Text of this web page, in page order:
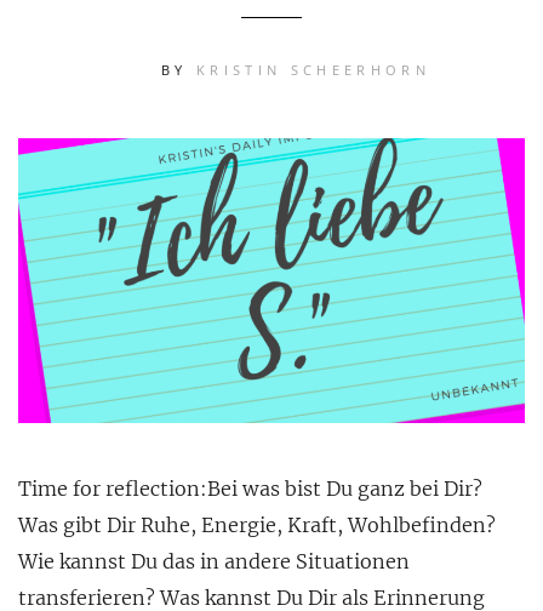
BY KRISTIN SCHEERHORN
Time for reflection:Bei was bist Du ganz bei Dir?
Was gibt Dir Ruhe, Energie, Kraft, Wohlbefinden?
Wie kannst Du das in andere Situationen
transferieren? Was kannst Du Dir als Erinnerung